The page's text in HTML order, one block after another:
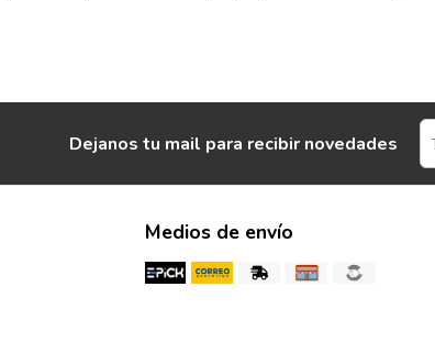
Dejanos tu mail para recibir novedades
Medios de envío